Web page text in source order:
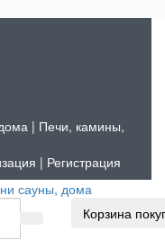
| Печи, камины,
| Регистрация
Корзина